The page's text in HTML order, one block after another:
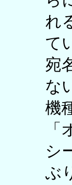
れ
て
宛
な
機
シ
ぶ